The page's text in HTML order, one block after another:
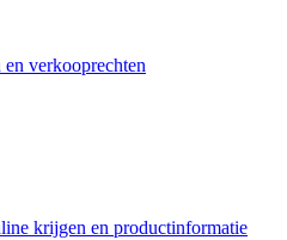
verkooprechten
krijgen en productinformatie